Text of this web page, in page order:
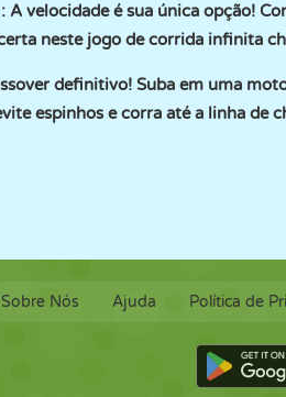
: A velocidade é sua única opção!
neste jogo de corrida infinita
definitivo! Suba em uma
espinhos e corra até a linha de
Sobre Nós Ajuda Política de